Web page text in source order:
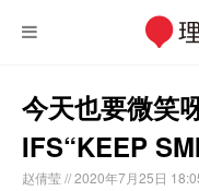
今天也要微笑
IFS“KEEP
赵倩莹 // 2020年7月25日